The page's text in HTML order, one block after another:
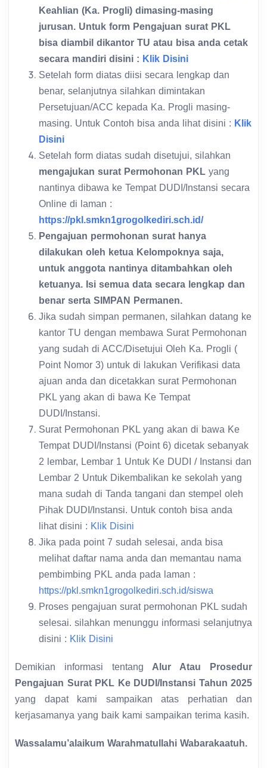
Keahlian (Ka. Progli) dimasing-masing
jurusan. Untuk form Pengajuan surat PKL
bisa diambil dikantor TU atau bisa anda cetak
secara mandiri disini : Klik Disini
Setelah form diatas diisi secara lengkap dan
benar, selanjutnya silahkan dimintakan
Persetujuan/ACC kepada Ka. Progli masing-
masing. Untuk Contoh bisa anda lihat disini : Klik
Disini
Setelah form diatas sudah disetujui, silahkan
mengajukan surat Permohonan PKL yang
nantinya dibawa ke Tempat DUDI/Instansi secara
Online di laman :
https://pkl.smkn1grogolkediri.sch.id/
Pengajuan permohonan surat hanya
dilakukan oleh ketua Kelompoknya saja,
untuk anggota nantinya ditambahkan oleh
ketuanya. Isi semua data secara lengkap dan
benar serta SIMPAN Permanen.
Jika sudah simpan permanen, silahkan datang ke
kantor TU dengan membawa Surat Permohonan
yang sudah di ACC/Disetujui Oleh Ka. Progli (
Point Nomor 3) untuk di lakukan Verifikasi data
ajuan anda dan dicetakkan surat Permohonan
PKL yang akan di bawa Ke Tempat
DUDI/Instansi.
Surat Permohonan PKL yang akan di bawa Ke
Tempat DUDI/Instansi (Point 6) dicetak sebanyak
2 lembar, Lembar 1 Untuk Ke DUDI / Instansi dan
Lembar 2 Untuk Dikembalikan ke sekolah yang
mana sudah di Tanda tangani dan stempel oleh
Pihak DUDI/Instansi. Untuk contoh bisa anda
lihat disini : Klik Disini
Jika pada point 7 sudah selesai, anda bisa
melihat daftar nama anda dan memantau nama
pembimbing PKL anda pada laman :
https://pkl.smkn1grogolkediri.sch.id/siswa
Proses pengajuan surat permohonan PKL sudah
selesai. silahkan menunggu informasi selanjutnya
disini : Klik Disini
Demikian informasi tentang Alur Atau Prosedur
Pengajuan Surat PKL Ke DUDI/Instansi Tahun 2025
yang dapat kami sampaikan atas perhatian dan
kerjasamanya yang baik kami sampaikan terima kasih.
Wassalamu’alaikum Warahmatullahi Wabarakaatuh.